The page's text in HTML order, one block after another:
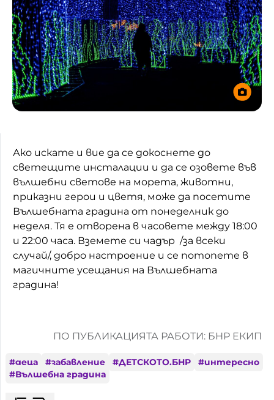
Ако искате и вие да се докоснете до
светещите инсталации и да се озовете във
вълшебни светове на морета, животни,
приказни герои и цветя, може да посетите
Вълшебната градина от понеделник до
неделя. Тя е отворена в часовете между 18:00
и 22:00 часа. Вземете си чадър /за всеки
случай/, добро настроение и се потопете в
магичните усещания на Вълшебната
градина!
ПО ПУБЛИКАЦИЯТА РАБОТИ: БНР ЕКИП
#деца #забавление #ДЕТСКОТО.БНР #интересно
#Вълшебна градина